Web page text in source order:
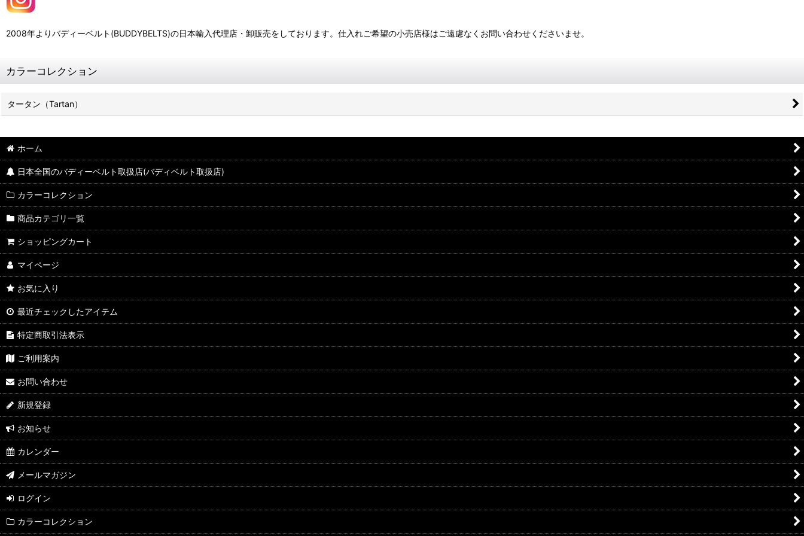
2008年よりバディーベルト(BUDDYBELTS)の日本輸入代理店・卸販売をしております。仕入れご希望の小売店様はご遠慮なくお問い合わせくださいませ。
カラーコレクション
タータン（Tartan）
ホーム
日本全国のバディーベルト取扱店(バディベルト取扱店)
カラーコレクション
商品カテゴリ一覧
ショッピングカート
マイページ
お気に入り
最近チェックしたアイテム
特定商取引法表示
ご利用案内
お問い合わせ
新規登録
お知らせ
カレンダー
メールマガジン
ログイン
カラーコレクション